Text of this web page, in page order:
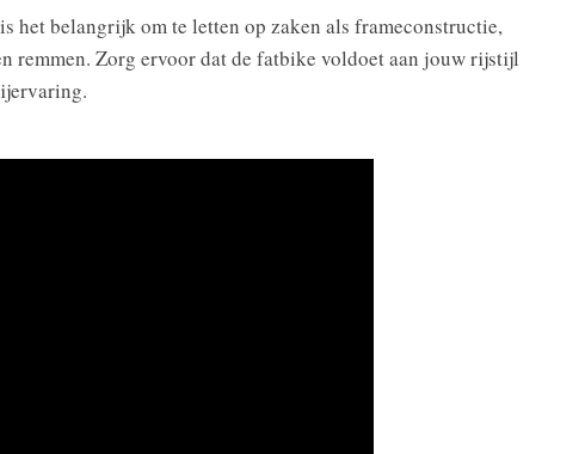
het belangrijk om te letten op zaken als frameconstructie,
remmen. Zorg ervoor dat de fatbike voldoet aan jouw rijstijl